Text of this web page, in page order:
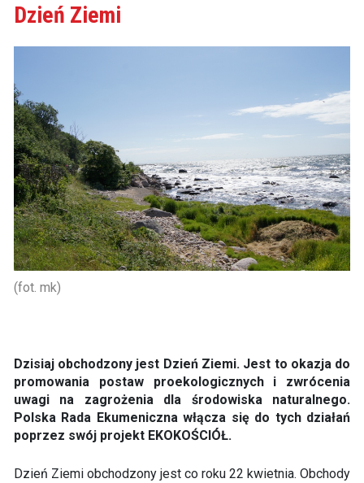
Dzień Ziemi
(fot. mk)
Dzisiaj obchodzony jest Dzień Ziemi. Jest to okazja do
promowania postaw proekologicznych i zwrócenia
uwagi na zagrożenia dla środowiska naturalnego.
Polska Rada Ekumeniczna włącza się do tych działań
poprzez swój projekt EKOKOŚCIÓŁ.
Dzień Ziemi obchodzony jest co roku 22 kwietnia. Obchody